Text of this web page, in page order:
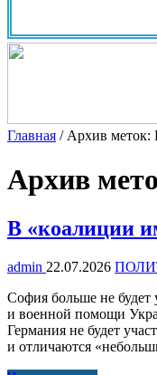
Главная / Архив меток:
Архив
В «коалиции
admin 22.07.2026
София больше не
и военной помощи
Германия не будет
и отличаются